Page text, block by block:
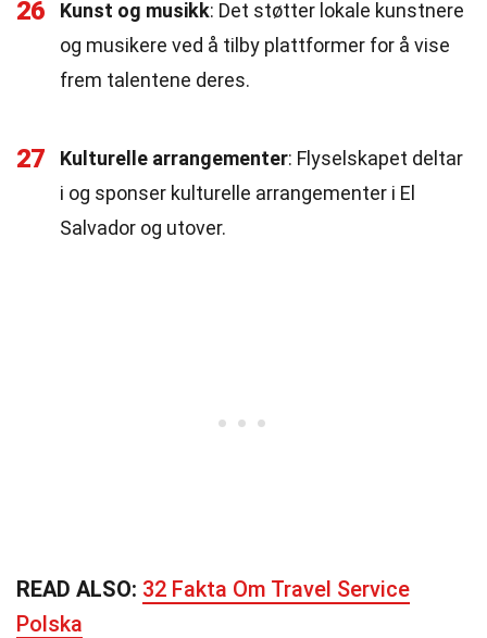
26 Kunst og musikk: Det støtter lokale kunstnere
og musikere ved å tilby plattformer for å vise
frem talentene deres.
27 Kulturelle arrangementer: Flyselskapet deltar
i og sponser kulturelle arrangementer i El
Salvador og utover.
READ ALSO: 32 Fakta Om Travel Service
Polska